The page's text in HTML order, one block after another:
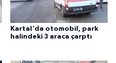
Kartal'da otomobil, park
halindeki 3 araca çarptı